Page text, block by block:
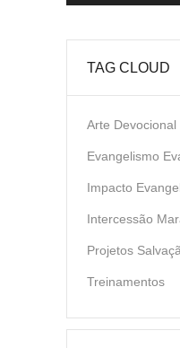
TAG CLOUD
Arte Devocional
Evangelismo
Impacto
Intercessão
Projetos
Treinamentos